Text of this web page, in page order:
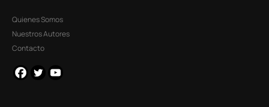
Quienes Somos
Nuestros Autores
Contacto